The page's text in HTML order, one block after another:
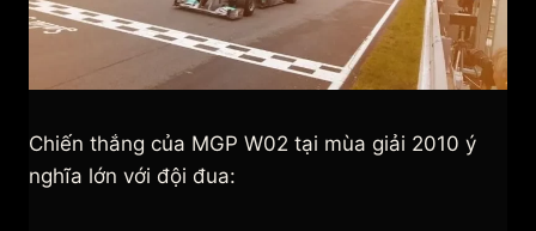
Chiến thắng của MGP W02 tại mùa giải 2010 ý
nghĩa lớn với đội đua: